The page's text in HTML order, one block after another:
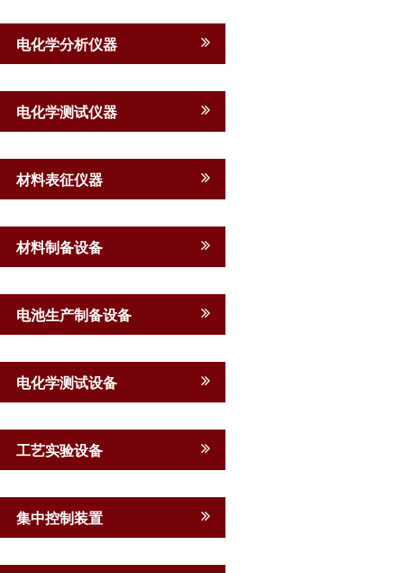
电化学分析仪器
电化学测试仪器
材料表征仪器
材料制备设备
电池生产制备设备
电化学测试设备
工艺实验设备
集中控制装置